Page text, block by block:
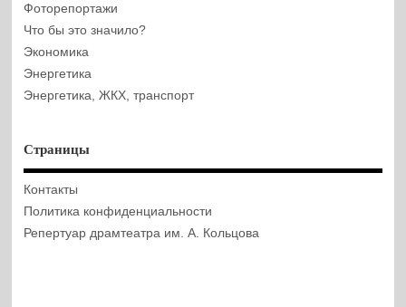
Фоторепортажи
Что бы это значило?
Экономика
Энергетика
Энергетика, ЖКХ, транспорт
Страницы
Контакты
Политика конфиденциальности
Репертуар драмтеатра им. А. Кольцова